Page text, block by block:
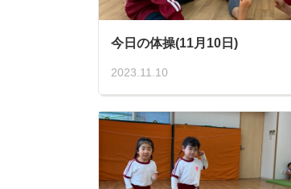
今日の体操(11月10日)
2023.11.10